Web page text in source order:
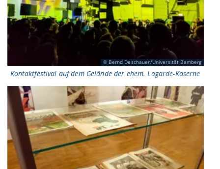
Bernd Deschauer/Universität Bamberg
Kontaktfestival auf dem Gelände der ehem. Lagarde-Kaserne